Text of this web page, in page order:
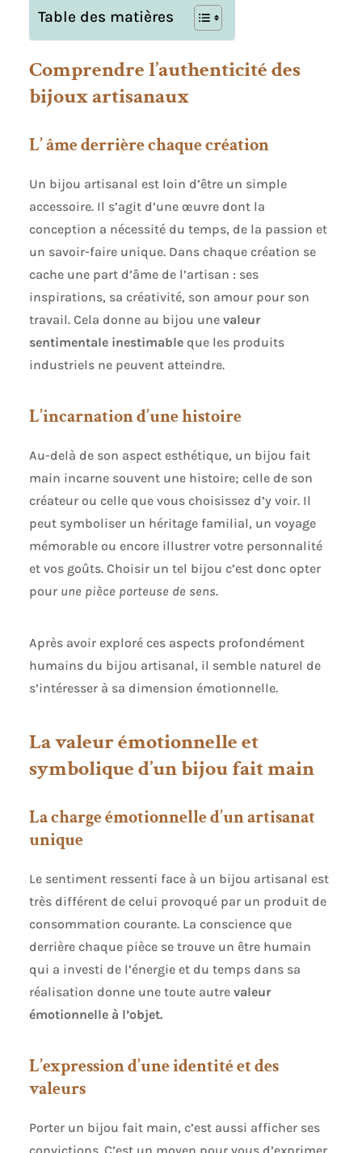
Table des matières
Comprendre l’authenticité des
bijoux artisanaux
L’ âme derrière chaque création
Un bijou artisanal est loin d’être un simple
accessoire. Il s’agit d’une œuvre dont la
conception a nécessité du temps, de la passion et
un savoir-faire unique. Dans chaque création se
cache une part d’âme de l’artisan : ses
inspirations, sa créativité, son amour pour son
travail. Cela donne au bijou une valeur
sentimentale inestimableque les produits
industriels ne peuvent atteindre.
L’incarnation d’une histoire
Au-delà de son aspect esthétique, un bijou fait
main incarne souvent une histoire; celle de son
créateur ou celle que vous choisissez d’y voir. Il
peut symboliser un héritage familial, un voyage
mémorable ou encore illustrer votre personnalité
et vos goûts. Choisir un tel bijou c’est donc opter
pour une pièce porteuse de sens.
Après avoir exploré ces aspects profondément
humains du bijou artisanal, il semble naturel de
s’intéresser à sa dimension émotionnelle.
La valeur émotionnelle et
symbolique d’un bijou fait main
La charge émotionnelle d’un artisanat
unique
Le sentiment ressenti face à un bijou artisanal est
très différent de celui provoqué par un produit de
consommation courante. La conscience que
derrière chaque pièce se trouve un être humain
qui a investi de l’énergie et du temps dans sa
réalisation donne une toute autre valeur
émotionnelle à l’objet.
L’expression d’une identité et des
valeurs
Porter un bijou fait main, c’est aussi afficher ses
convictions. C’est un moyen pour vous d’exprimer